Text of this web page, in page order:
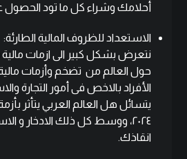
أحلامك وشراء كل ما تود الحصول
الاستعداد للظروف المالية الطارئة:
نتعرض بشكل كبير الى ازمات
حول العالم من تضخم وأزمات
الأفراد بالاخص فى أمور التجارة
يتسائل هل العالم العربي يتأثر
٢٠٢٤، ووسط كل ذلك الادخار و
انقاذك.